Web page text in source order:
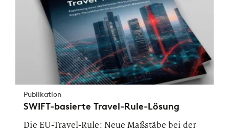
Publikation
SWIFT-basierte Travel-Rule-Lösung
Die EU-Travel-Rule: Neue Maßstäbe bei der